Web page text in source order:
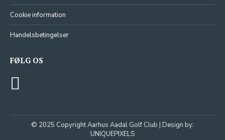
Cookie information
Handelsbetingelser
FØLG OS
© 2025 Copyright Aarhus Aadal Golf Club | Design by:
UNIQUEPIXELS